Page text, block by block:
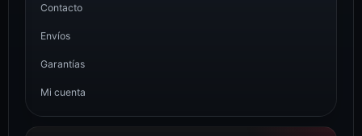
Contacto
Envíos
Garantías
Mi cuenta